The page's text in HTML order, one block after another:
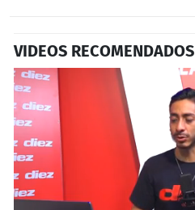
VIDEOS RECOMENDADOS